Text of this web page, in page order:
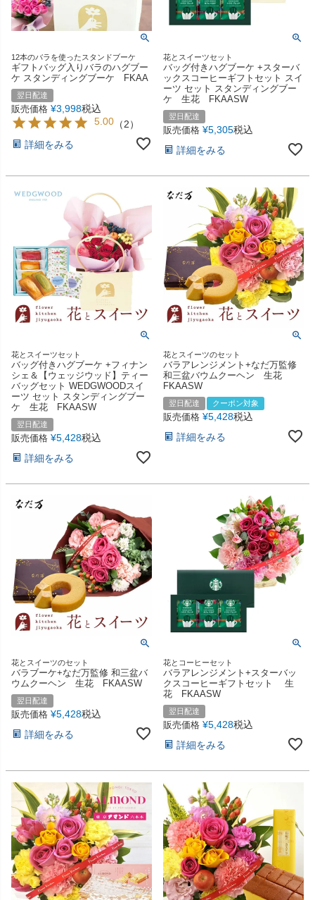
12本のバラを使ったスタンドブーケ
ギフトバッグ入りバラのハグブー
ケ スタンディングブーケ FKAA
翌日配達
販売価格 ¥3,998税込
5.00 （2）
詳細をみる
花とスイーツセット
バッグ付きハグブーケ +スターバ
ックスコーヒーギフトセット スイ
ーツ セット スタンディングブー
ケ 生花 FKAASW
翌日配達
販売価格 ¥5,305税込
詳細をみる
花とスイーツセット
バッグ付きハグブーケ +フィナン
シェ＆【ウェッジウッド】ティー
バッグセット WEDGWOODスイ
ーツ セット スタンディングブー
ケ 生花 FKAASW
翌日配達
販売価格 ¥5,428税込
詳細をみる
花とスイーツのセット
バラアレンジメント+なだ万監修
和三盆バウムクーヘン 生花
FKAASW
翌日配達 クーポン対象
販売価格 ¥5,428税込
詳細をみる
花とスイーツのセット
バラブーケ+なだ万監修 和三盆バ
ウムクーヘン 生花 FKAASW
翌日配達
販売価格 ¥5,428税込
詳細をみる
花とコーヒーセット
バラアレンジメント+スターバッ
クスコーヒーギフトセット 生
花 FKAASW
翌日配達
販売価格 ¥5,428税込
詳細をみる